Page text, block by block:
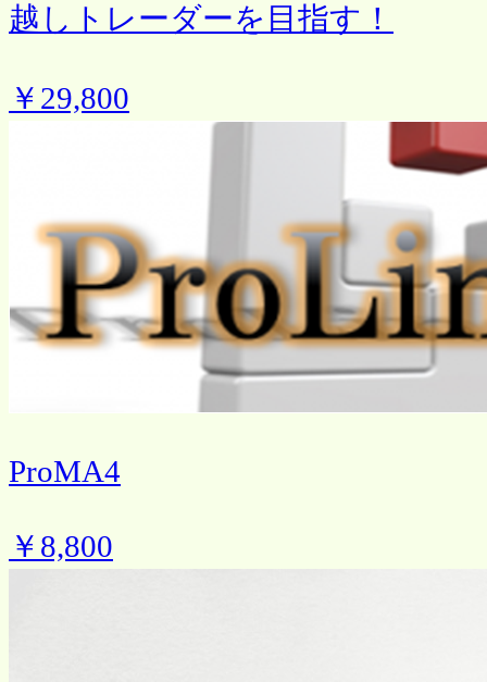
越しトレーダーを目指す！
￥29,800
ProMA4
￥8,800